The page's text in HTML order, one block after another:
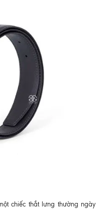
chiếc thắt lưng thường ngày